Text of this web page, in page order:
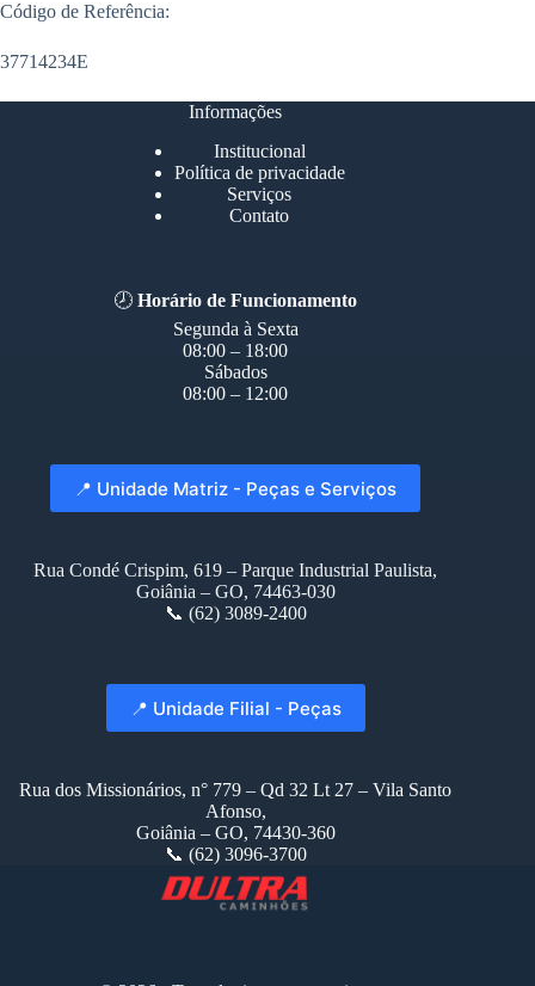
Código de Referência:
37714234E
Informações
Institucional
Política de privacidade
Serviços
Contato
🕗Horário de Funcionamento
Segunda à Sexta
08:00 – 18:00
Sábados
08:00 – 12:00
📍 Unidade Matriz - Peças e Serviços
Rua Condé Crispim, 619 – Parque Industrial Paulista,
Goiânia – GO, 74463-030
📞 (62) 3089-2400
📍 Unidade Filial - Peças
Rua dos Missionários, n° 779 – Qd 32 Lt 27 – Vila Santo
Afonso,
Goiânia – GO, 74430-360
📞 (62) 3096-3700